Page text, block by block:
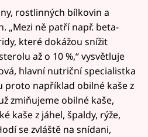
rostlinných bílkovin a
„Mezi ně patří např. beta-
které dokážou snížit
až o 10 %,“ vysvětluje
hlavní nutriční specialistka
proto například obilné kaše z
zmiňujeme obilné kaše,
kaše z jáhel, špaldy, rýže,
se zvláště na snídani,